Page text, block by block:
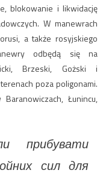
blokowanie i likwidację
W manewrach
a także rosyjskiego
odbędą się na
Brzeski, Gożski i
poza poligonami.
Łunincu,
прибувати
сил для